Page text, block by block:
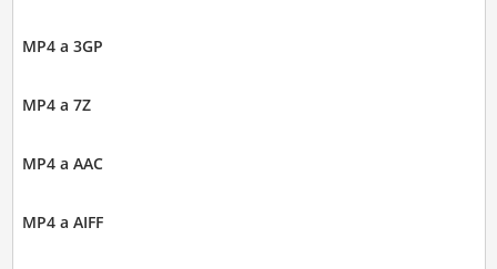
MP4 a 3GP
MP4 a 7Z
MP4 a AAC
MP4 a AIFF